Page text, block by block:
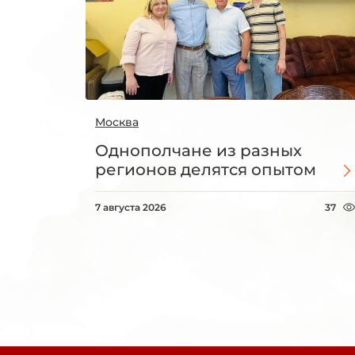
Москва
Однополчане из разных
регионов делятся опытом
7 августа 2026 37